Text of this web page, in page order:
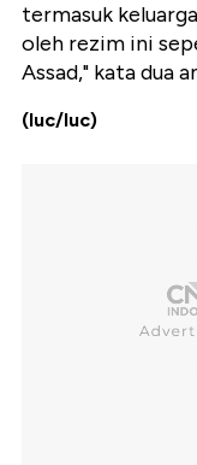
termasuk
oleh rezim ini
Assad," kata dua
(luc/luc)